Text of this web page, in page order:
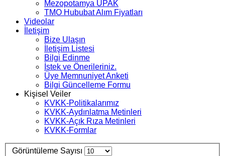
Mezopotamya UPAK
TMO Hububat Alım Fiyatları
Videolar
İletişim
Bize Ulaşın
İletişim Listesi
Bilgi Edinme
İstek ve Önerileriniz.
Üye Memnuniyet Anketi
Bilgi Güncelleme Formu
Kişisel Veiler
KVKK-Politikalarımız
KVKK-Aydınlatma Metinleri
KVKK-Açık Rıza Metinleri
KVKK-Formlar
Görüntüleme Sayısı